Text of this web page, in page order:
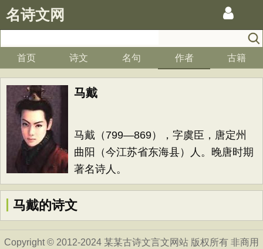
名诗文网
首页 诗文 名句 作者 古籍
马戴
马戴（799—869），字虞臣，唐定州
曲阳（今江苏省东海县）人。晚唐时期
著名诗人。
马戴的诗文
Copyright © 2012-2024 某某古诗文言文网站 版权所有 非商用